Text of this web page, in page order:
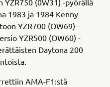
1983 ja 1984 Kenny
YZR700 (OW69) -
YZR500 (OW60) -
Daytona 200
AMA-F1:stä